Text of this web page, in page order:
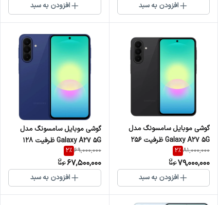
افزودن به سبد افزودن به سبد
گوشی موبایل سامسونگ مدل
Galaxy A27 5G ظرفیت 256
گیگابایت و رم 8
81,000,000
2%
79,000,000
افزودن به سبد
گوشی موبایل سامسونگ مدل
Galaxy A27 5G ظرفیت 128
گیگابایت و رم 8
69,000,000
2%
67,500,000
افزودن به سبد